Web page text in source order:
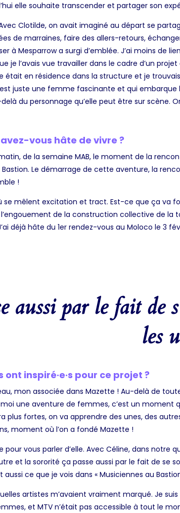
elle souhaite transcender et partager son
Clotilde, on avait imaginé au départ se
de marraines, faire des allers-retours,
à Mesparrow a surgi d’emblée. J’ai moins de
je l’avais vue travailler dans le cadre d’un
était en résidence dans la structure et je
juste une femme fascinante et qui embarque
du personnage qu’elle peut être sur scène. On
vous hâte de vivre ?
de la semaine MAB, le moment de la
Le démarrage de cette aventure, la
!
mêlent excitation et tract. Est-ce que ça va
de la construction collective de la
déjà hâte du 1errendez-vous au Moloco le 3
aussi par le fait de
les
inspiré·e·s pour ce projet ?
mon associée dans Mazette ! Au-delà de
moi une aventure de femmes, c’est un moment
plus fortes, on va apprendre des unes, des
moment où l’on a fondé Mazette !
vous parler d’elle. Avec Céline, dans notre
et la sororité ça passe aussi par le fait de se
aussi ce que je vois dans « Musiciennes au
artistes m’avaient vraiment marqué. Je suis
et MTV n’était pas accessible à tout le